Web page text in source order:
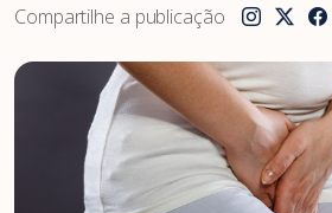
Compartilhe a publicação